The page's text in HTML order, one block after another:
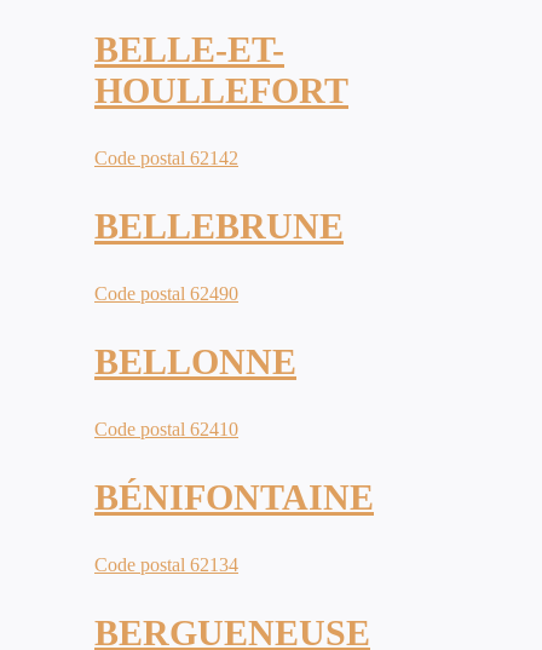
BELLE-ET-
HOULLEFORT
Code postal 62142
BELLEBRUNE
Code postal 62490
BELLONNE
Code postal 62410
BÉNIFONTAINE
Code postal 62134
BERGUENEUSE